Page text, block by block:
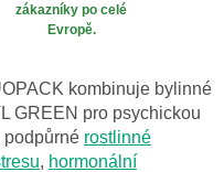
zákazníky po celé
Evropě.
kombinuje bylinné
GREEN pro psychickou
podpůrné rostlinné
, hormonální